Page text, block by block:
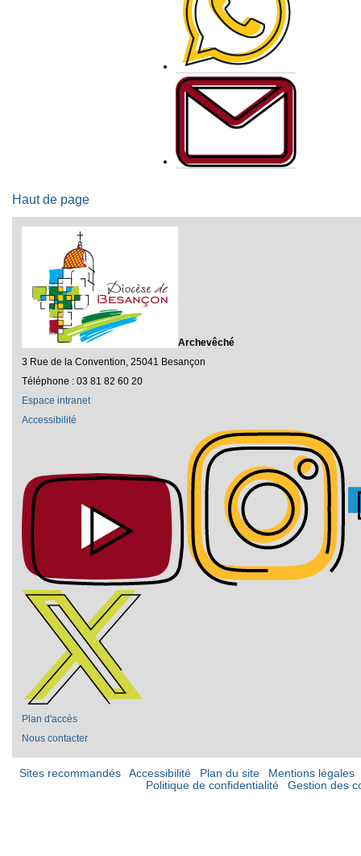
Haut de page
Archevêché
3 Rue de la Convention, 25041 Besançon
Téléphone : 03 81 82 60 20
Espace intranet
Accessibilité
Plan d'accès
Nous contacter
Sites recommandés Accessibilité Plan du site
Mentions légales
Politique de confidentialité
Gestion des